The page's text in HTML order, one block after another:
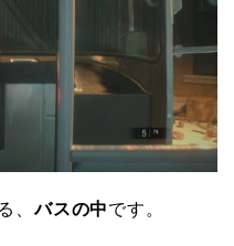
、バスの中です。